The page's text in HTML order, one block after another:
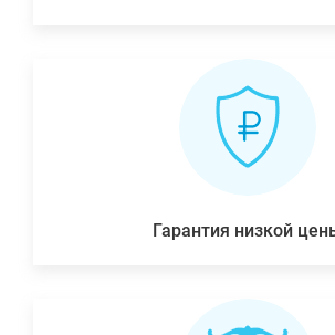
Гарантия низкой